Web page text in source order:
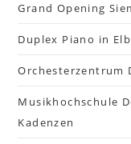
Grand Opening
Duplex Piano in
Orchesterzentrum
Musikhochschule
Kadenzen